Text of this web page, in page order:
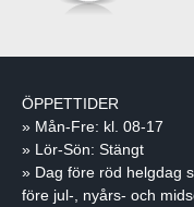
ÖPPETTIDER
» Mån-Fre: kl. 08-17
» Lör-Sön: Stängt
» Dag före röd helgdag
före jul-, nyårs- och